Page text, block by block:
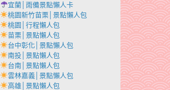
宜蘭│雨備景點懶人卡
桃園新竹苗栗│景點懶人包
桃園│行程懶人包
苗栗│景點懶人包
台中彰化│景點懶人包
南投│景點懶人包
台南│景點懶人包
雲林嘉義│景點懶人包
高雄│景點懶人包